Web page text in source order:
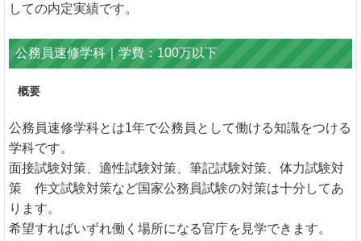
しての内定実績です。
公務員速修学科｜学費：100万以下
概要
公務員速修学科とは1年で公務員として働ける知識をつける
学科です。
面接試験対策、適性試験対策、筆記試験対策、体力試験対
策 作文試験対策など国家公務員試験の対策は十分してあ
ります。
希望すればいずれ働く場所になる官庁を見学できます。